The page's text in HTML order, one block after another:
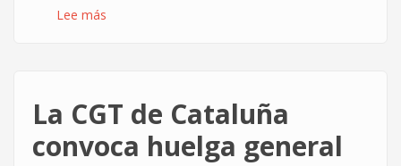
Lee más
y
tenemos
La CGT de Cataluña
convoca huelga general